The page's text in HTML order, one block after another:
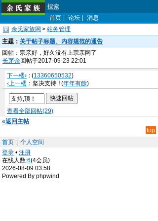
搜索
首页
论坛
消息
余氏家族网 > 站务管理
主题： 关于帖子标题、内容规范的通告
回帖：宗亲好，好久没有上宗亲网了
长茅余回帖于2017-09-23 22:01
下一楼› ：(13360650532)
‹上一楼 ：坚决支持！(年年有餘)
查看全部回帖(29)
«返回主帖
top
首页
个人空间
登录 • 注册
在线人数:6(4会员)
2026-08-09 03:58
Powered By phpwind